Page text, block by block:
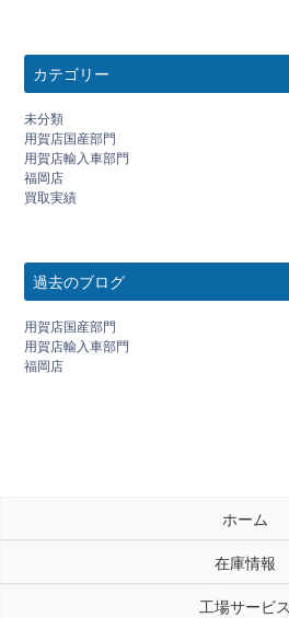
カテゴリー
未分類
用賀店国産部門
用賀店輸入車部門
福岡店
買取実績
過去のブログ
用賀店国産部門
用賀店輸入車部門
福岡店
ホーム
在庫情報
工場サービス